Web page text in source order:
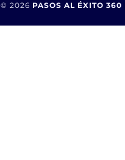
2026 PASOS AL ÉXITO 360